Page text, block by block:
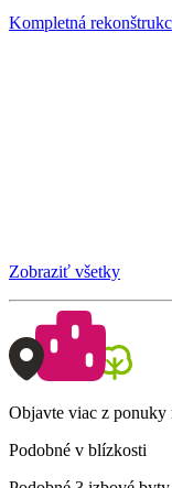
Kompletná
Zobraziť všetky
Objavte viac z ponuky
Podobné v blízkosti